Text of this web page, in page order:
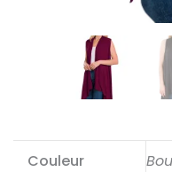
Couleur